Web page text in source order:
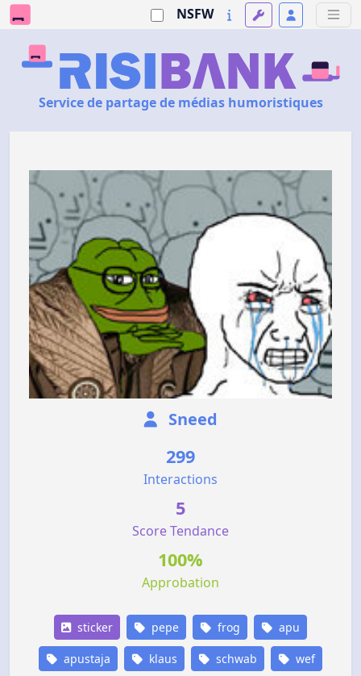
NSFW
Service de partage de médias humoristiques
Sneed
299
Interactions
5
Score Tendance
100%
Approbation
sticker pepe frog apu
apustaja klaus schwab wef